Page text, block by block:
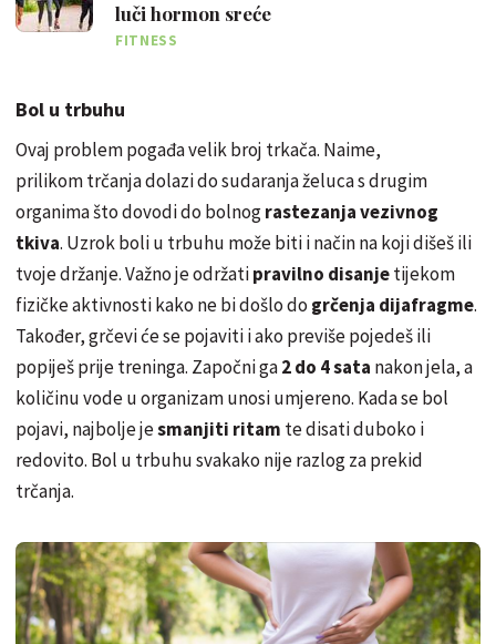
luči hormon sreće
FITNESS
Bol u trbuhu
Ovaj problem pogađa velik broj trkača. Naime,
prilikom trčanja dolazi do sudaranja želuca s drugim
organima što dovodi do bolnograstezanja vezivnog
tkiva. Uzrok boli u trbuhu može biti i način na koji dišeš ili
tvoje držanje. Važno je održatipravilno disanjetijekom
fizičke aktivnosti kako ne bi došlo do grčenja dijafragme.
Također, grčevi će se pojaviti i ako previše pojedeš ili
popiješ prije treninga. Započniga2 do 4 sata nakon jela, a
količinu vode u organizam unosi umjereno. Kada se bol
pojavi, najbolje jesmanjiti ritam te disati duboko i
redovito. Bol u trbuhu svakako nije razlog za prekid
trčanja.